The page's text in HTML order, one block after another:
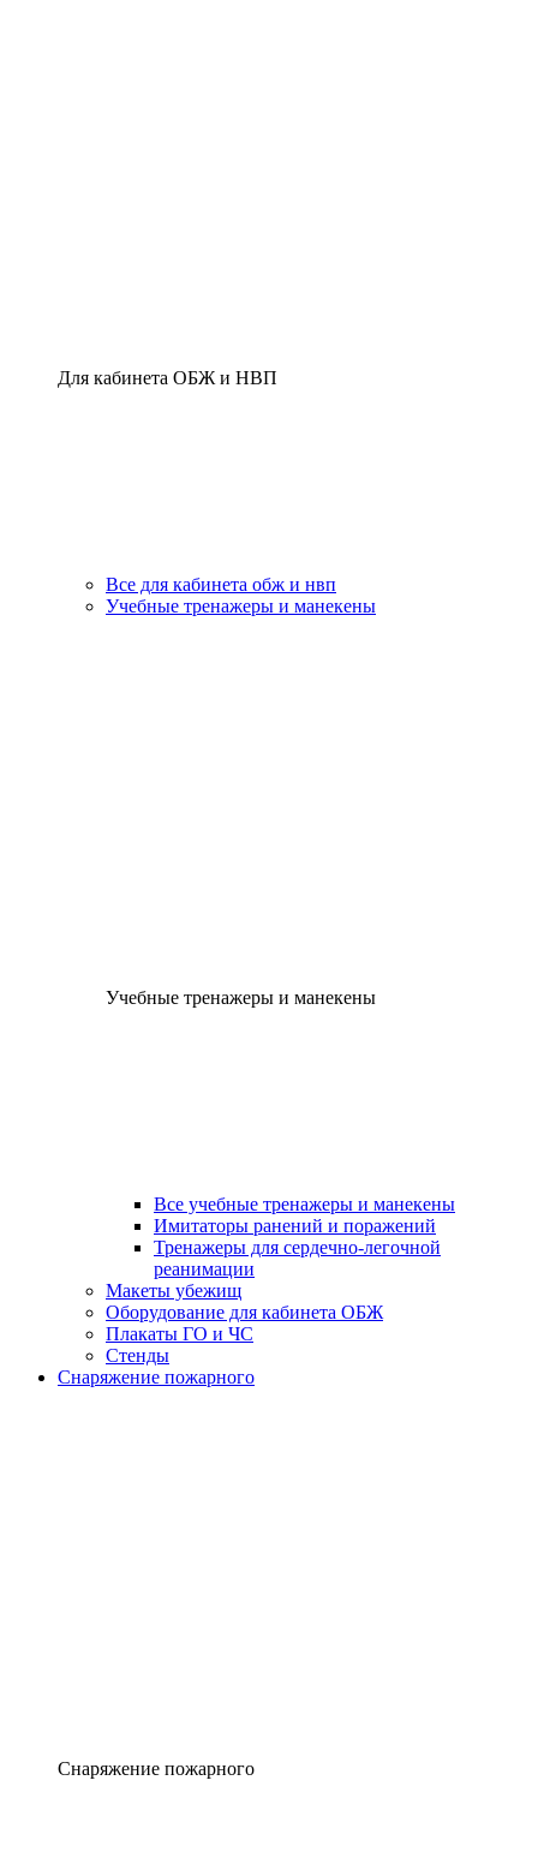
Для кабинета ОБЖ и НВП
Все для кабинета обж и нвп
Учебные тренажеры и манекены
Учебные тренажеры и манекены
Все учебные тренажеры и манекены
Имитаторы ранений и поражений
Тренажеры для сердечно-легочной
реанимации
Макеты убежищ
Оборудование для кабинета ОБЖ
Плакаты ГО и ЧС
Стенды
Снаряжение пожарного
Снаряжение пожарного